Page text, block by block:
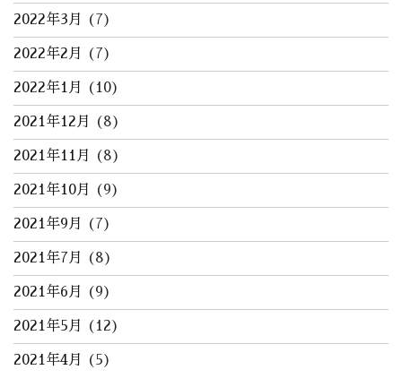
2022年3月 (7)
2022年2月 (7)
2022年1月 (10)
2021年12月 (8)
2021年11月 (8)
2021年10月 (9)
2021年9月 (7)
2021年7月 (8)
2021年6月 (9)
2021年5月 (12)
2021年4月 (5)